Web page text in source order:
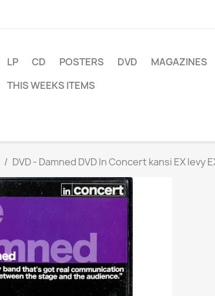
LP CD POSTERS DVD MAGAZINES
THIS WEEKS ITEMS
DVD - Damned DVD In Concert kansi EX levy